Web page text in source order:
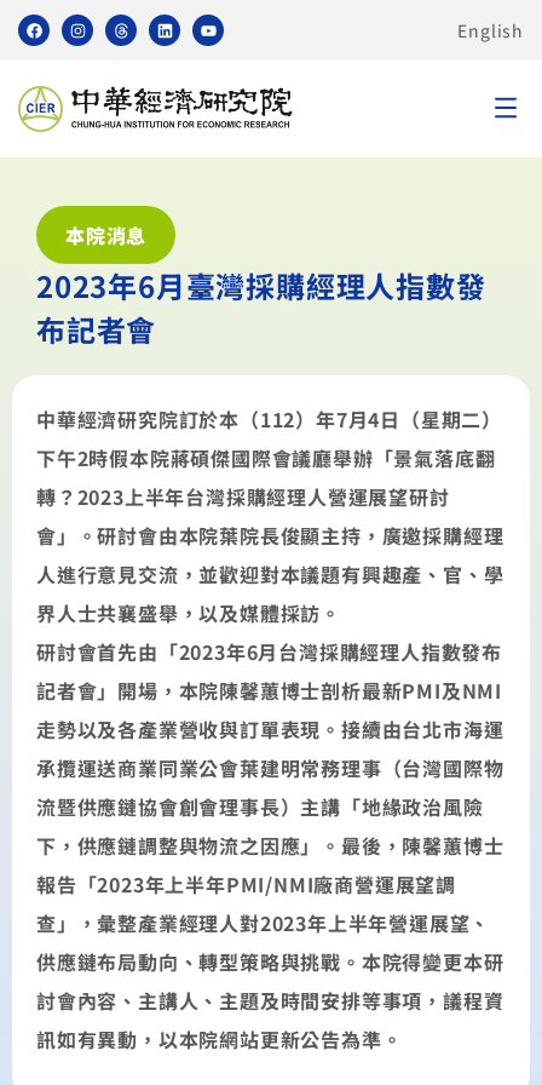
English
本院消息
2023年6月臺灣採購經理人指數發
布記者會
中華經濟研究院訂於本（112）年7月4日（星期二）
下午2時假本院蔣碩傑國際會議廳舉辦「景氣落底翻
轉？2023上半年台灣採購經理人營運展望研討
會」。研討會由本院葉院長俊顯主持，廣邀採購經理
人進行意見交流，並歡迎對本議題有興趣產、官、學
界人士共襄盛舉，以及媒體採訪。
研討會首先由「2023年6月台灣採購經理人指數發布
記者會」開場，本院陳馨蕙博士剖析最新PMI及NMI
走勢以及各產業營收與訂單表現。接續由台北市海運
承攬運送商業同業公會葉建明常務理事（台灣國際物
流暨供應鏈協會創會理事長）主講「地緣政治風險
下，供應鏈調整與物流之因應」。最後，陳馨蕙博士
報告「2023年上半年PMI/NMI廠商營運展望調
查」，彙整產業經理人對2023年上半年營運展望、
供應鏈布局動向、轉型策略與挑戰。本院得變更本研
討會內容、主講人、主題及時間安排等事項，議程資
訊如有異動，以本院網站更新公告為準。